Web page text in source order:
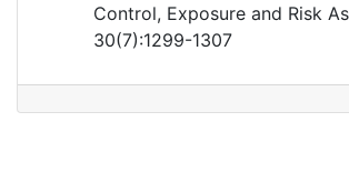
Control, Exposure and Risk
30(7):1299-1307